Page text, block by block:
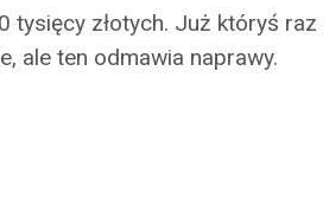
tysięcy złotych. Już któryś raz
ale ten odmawia naprawy.